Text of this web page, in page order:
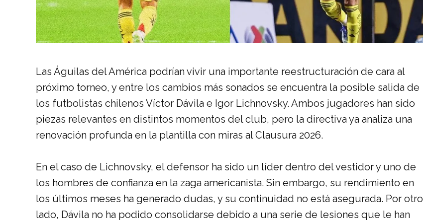
Las Águilas del América podrían vivir una importante reestructuración de cara al
próximo torneo, y entre los cambios más sonados se encuentra la posible salida de
los futbolistas chilenos Víctor Dávila e Igor Lichnovsky. Ambos jugadores han sido
piezas relevantes en distintos momentos del club, pero la directiva ya analiza una
renovación profunda en la plantilla con miras al Clausura 2026.
En el caso de Lichnovsky, el defensor ha sido un líder dentro del vestidor y uno de
los hombres de confianza en la zaga americanista. Sin embargo, su rendimiento en
los últimos meses ha generado dudas, y su continuidad no está asegurada. Por otro
lado, Dávila no ha podido consolidarse debido a una serie de lesiones que le han